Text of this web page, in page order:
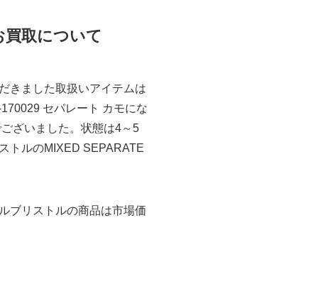
買取について
きました取扱いアイテムは
セパレート カモにな
ざいました。状態は4～5
トルのMIXED SEPARATE
ブリストルの商品は市場価